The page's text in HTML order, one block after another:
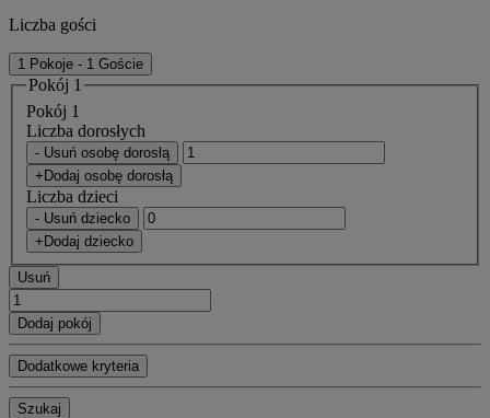
Liczba gości
1 Pokoje - 1 Goście
Pokój 1
Pokój 1
Liczba dorosłych
- Usuń osobę dorosłą
+Dodaj osobę dorosłą
Liczba dzieci
- Usuń dziecko
+Dodaj dziecko
Usuń
Dodaj pokój
Dodatkowe kryteria
Szukaj